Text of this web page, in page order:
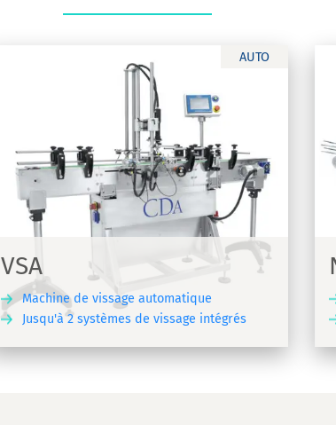
AUTO
VSA
Machine de vissage automatique
Jusqu'à 2 systèmes de vissage intégrés
Ninon Mix
Machine d'étiquetage automatique
linéaire adaptée à tous formats de
produits - Ninon Mix
DÉCOUVRIR